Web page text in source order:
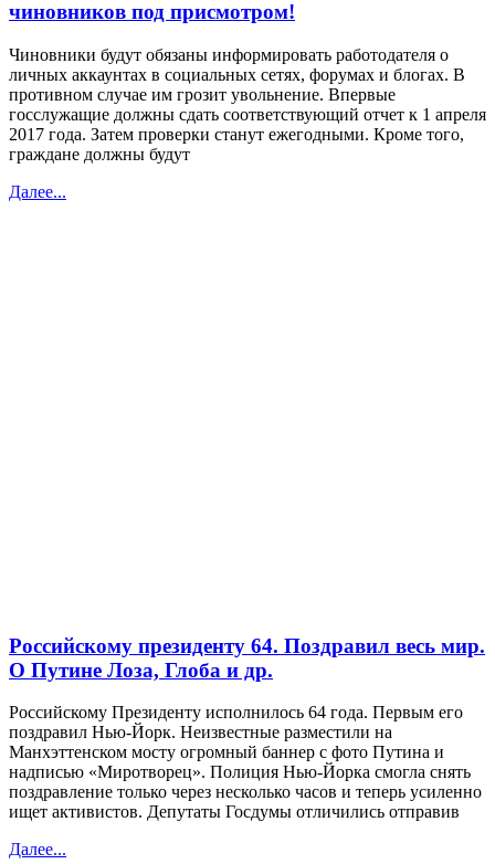
чиновников под присмотром!
Чиновники будут обязаны информировать работодателя о
личных аккаунтах в социальных сетях, форумах и блогах. В
противном случае им грозит увольнение. Впервые
госслужащие должны сдать соответствующий отчет к 1 апреля
2017 года. Затем проверки станут ежегодными. Кроме того,
граждане должны будут
Далее...
Российскому президенту 64. Поздравил весь мир.
О Путине Лоза, Глоба и др.
Российскому Президенту исполнилось 64 года. Первым его
поздравил Нью-Йорк. Неизвестные разместили на
Манхэттенском мосту огромный баннер с фото Путина и
надписью «Миротворец». Полиция Нью-Йорка смогла снять
поздравление только через несколько часов и теперь усиленно
ищет активистов. Депутаты Госдумы отличились отправив
Далее...